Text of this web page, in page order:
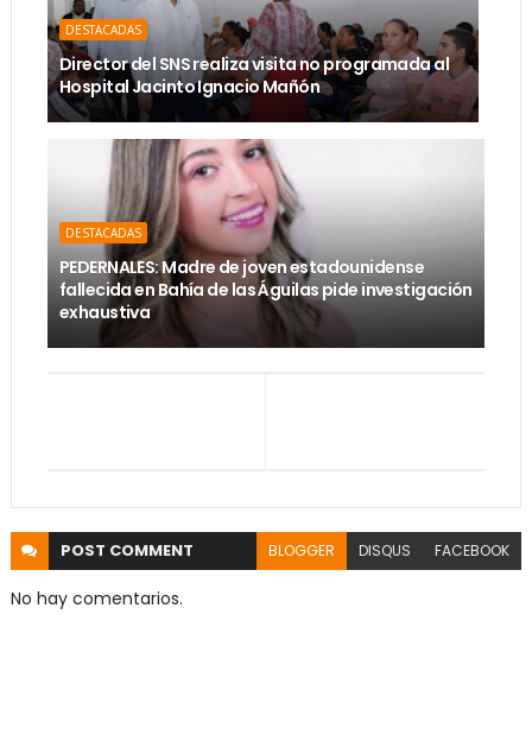
DESTACADAS
Director del SNS realiza visita no programada al
Hospital Jacinto Ignacio Mañón
DESTACADAS
PEDERNALES: Madre de joven estadounidense
fallecida en Bahía de las Águilas pide investigación
exhaustiva
POST COMMENT BLOGGER DISQUS FACEBOOK
No hay comentarios.